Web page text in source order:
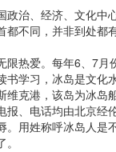
、经济、文化中
不同，并非到处
爱。每年6、7月
学习，冰岛是文化
港，该岛为冰岛
、电话均由北京经伦
姓称呼冰岛人是